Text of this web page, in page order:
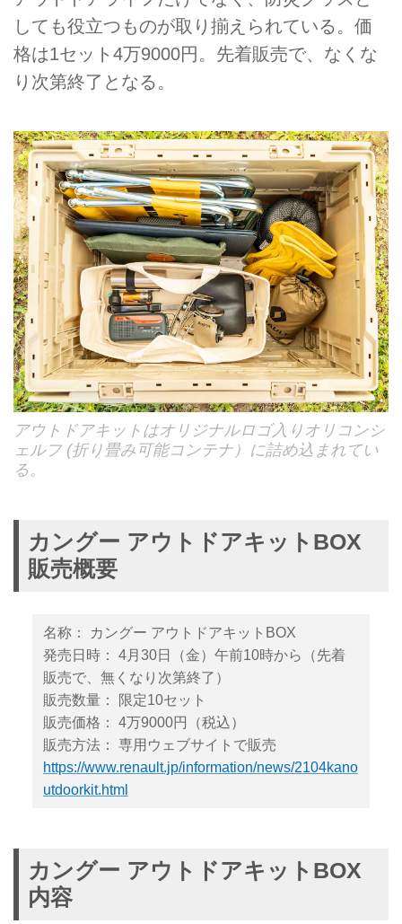
しても役立つものが取り揃えられている。価
格は1セット4万9000円。先着販売で、なくな
り次第終了となる。
アウトドアキットはオリジナルロゴ入りオリコンシ
ェルフ (折り畳み可能コンテナ）に詰め込まれてい
る。
カングー アウトドアキットBOX
販売概要
名称： カングー アウトドアキットBOX
発売日時： 4月30日（金）午前10時から（先着
販売で、無くなり次第終了）
販売数量： 限定10セット
販売価格： 4万9000円（税込）
販売方法： 専用ウェブサイトで販売
https://www.renault.jp/information/news/2104kano
utdoorkit.html
カングー アウトドアキットBOX
内容